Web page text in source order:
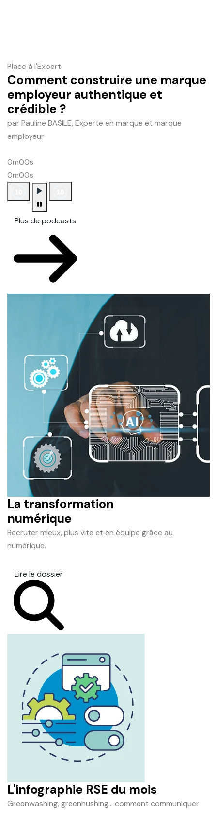
Place à l'Expert
Comment construire une marque
employeur authentique et
crédible ?
par Pauline BASILE, Experte en marque et marque
employeur
0m00s
0m00s
Plus de podcasts
La transformation
numérique
Recruter mieux, plus vite et en équipe grâce au
numérique.
Lire le dossier
L'infographie RSE du mois
Greenwashing, greenhushing… comment communiquer